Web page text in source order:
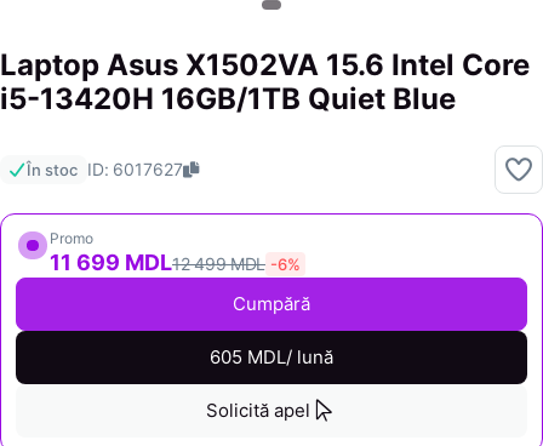
Laptop Asus X1502VA 15.6 Intel Core
i5-13420H 16GB/1TB Quiet Blue
În stoc ID: 6017627
Promo
11 699 MDL12 499 MDL -6%
Cumpără
605 MDL/ lună
Solicită apel